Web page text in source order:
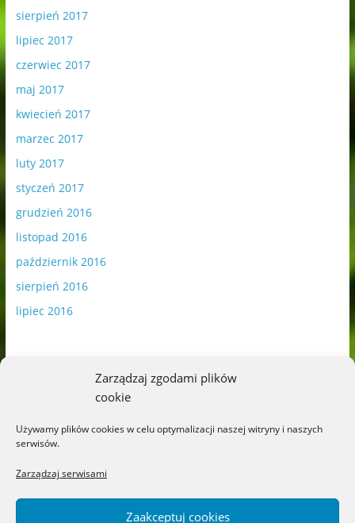
Zarządzaj zgodami plików
cookie
Używamy plików cookies w celu optymalizacji naszej witryny i naszych
serwisów.
Zarządzaj serwisami
Zaakceptuj cookies
sierpień 2017
lipiec 2017
czerwiec 2017
maj 2017
kwiecień 2017
marzec 2017
luty 2017
styczeń 2017
grudzień 2016
listopad 2016
październik 2016
sierpień 2016
lipiec 2016